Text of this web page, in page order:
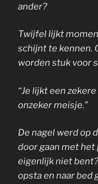
ander?
Twijfel lijkt
schijnt te kennen.
worden stuk voor
“Je lijkt een
onzeker meisje.”
De nagel werd op
door gaan met
eigenlijk niet
opsta en naar bed